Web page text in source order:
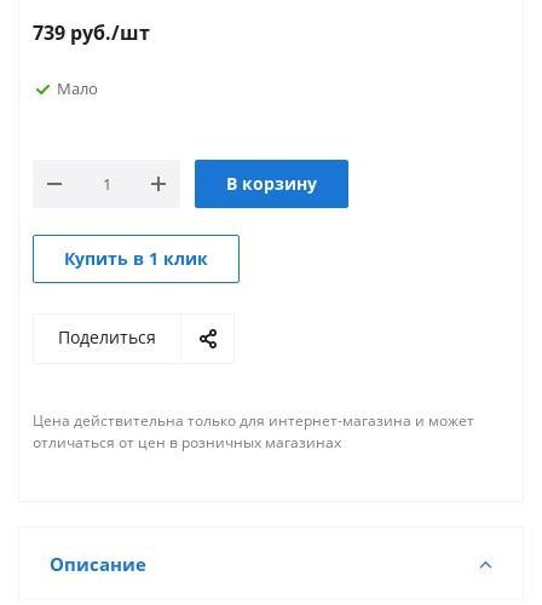
739 руб./шт
Мало
В корзину
Купить в 1 клик
Поделиться
Цена действительна только для интернет-магазина и может
отличаться от цен в розничных магазинах
Описание